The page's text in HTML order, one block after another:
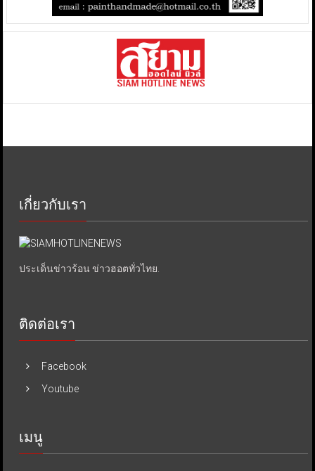
เกี่ยวกับเรา
ประเด็นข่าวร้อน ข่าวฮอตทั่วไทย.
ติดต่อเรา
Facebook
Youtube
เมนู